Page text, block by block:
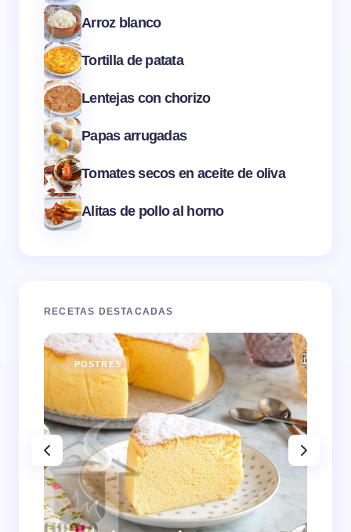
Arroz blanco
Tortilla de patata
Lentejas con chorizo
Papas arrugadas
Tomates secos en aceite de oliva
Alitas de pollo al horno
RECETAS DESTACADAS
POSTRES